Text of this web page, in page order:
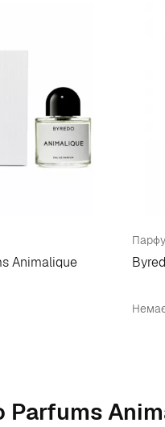
Animalique
Parfums